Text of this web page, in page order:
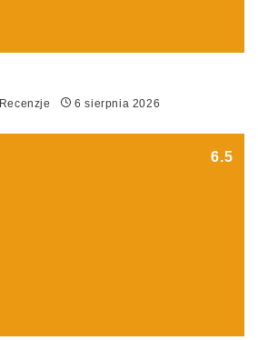
Recenzje 6 sierpnia 2026
6.5